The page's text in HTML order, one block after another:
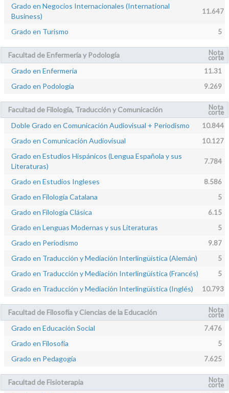
Grado en Negocios Internacionales (International
Business)
11.647
Grado en Turismo 5
Facultad de Enfermería y Podología Nota
corte
Grado en Enfermería 11.31
Grado en Podología 9.269
Facultad de Filología, Traducción y Comunicación Nota
corte
Doble Grado en Comunicación Audiovisual + Periodismo 10.844
Grado en Comunicación Audiovisual 10.127
Grado en Estudios Hispánicos (Lengua Española y sus
Literaturas)
7.784
Grado en Estudios Ingleses 8.586
Grado en Filología Catalana 5
Grado en Filología Clásica 6.15
Grado en Lenguas Modernas y sus Literaturas 5
Grado en Periodismo 9.87
Grado en Traducción y Mediación Interlingüística (Alemán) 5
Grado en Traducción y Mediación Interlingüística (Francés) 5
Grado en Traducción y Mediación Interlingüística (Inglés) 10.793
Facultad de Filosofía y Ciencias de la Educación Nota
corte
Grado en Educación Social 7.476
Grado en Filosofía 5
Grado en Pedagogía 7.625
Facultad de Fisioterapia Nota
corte